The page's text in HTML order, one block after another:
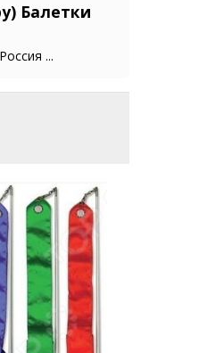
Балетки
...